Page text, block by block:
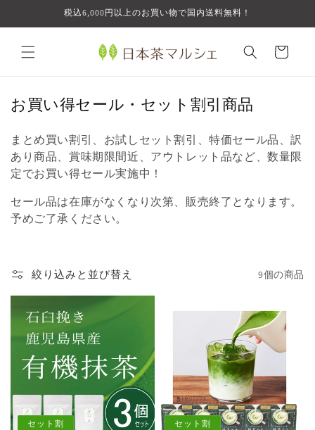
進む
税込6,000円以上のお買い物で国内送料無料！
ー
コ
ク
シ
ョ
ン
:
お買い得セール・セット割引商品
まとめ買い割引、お試しセット割引、特価セール品、訳
あり商品、賞味期限間近、アウトレット品など、数量限
定でお買い得セール実施中！
セール品は在庫がなくなり次第、販売終了となります。
予めご了承ください。
絞り込みと並び替え 9個の商品
セット割 セット割